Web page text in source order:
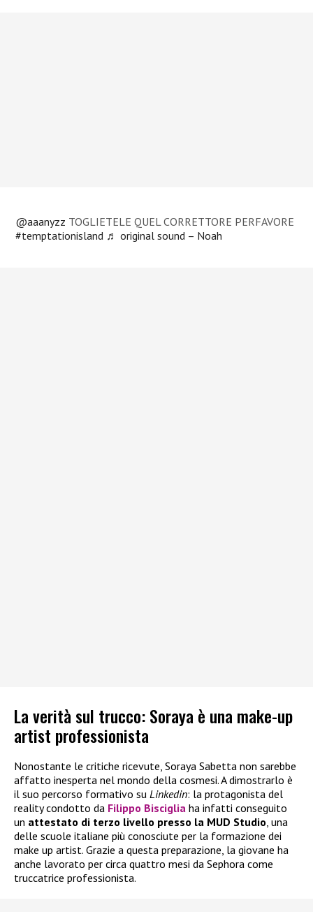
@aaanyzz TOGLIETELE QUEL CORRETTORE PERFAVORE
#temptationisland ♬ original sound – Noah
La verità sul trucco: Soraya è una make-up
artist professionista
Nonostante le critiche ricevute, Soraya Sabetta non sarebbe
affatto inesperta nel mondo della cosmesi. A dimostrarlo è
il suo percorso formativo su Linkedin: la protagonista del
reality condotto da Filippo Bisciglia ha infatti conseguito
un attestato di terzo livello presso la MUD Studio , una
delle scuole italiane più conosciute per la formazione dei
make up artist. Grazie a questa preparazione, la giovane ha
anche lavorato per circa quattro mesi da Sephora come
truccatrice professionista.